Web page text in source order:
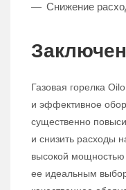
Снижение
Газовая горелка
и эффективное
существенно
и снизить расходы
высокой
ее идеальным